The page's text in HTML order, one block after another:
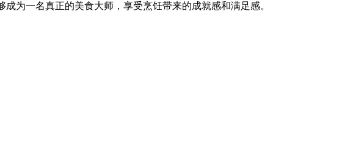
为一名真正的美食大师，享受烹饪带来的成就感和满足感。